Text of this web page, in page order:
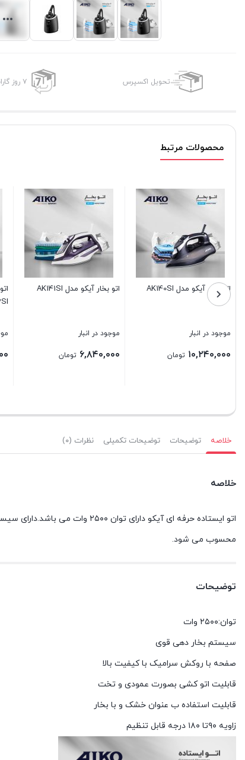
تحویل اکسپرس ۷ روز گارانتی بازگشت وجه
محصولات مرتبط
اتو پرس آیکو مدل AK510SP
موجود در انبار
۳۷,۲۰۰,۰۰۰ تومان
اتو (بخارگر) دستی آیکو مدل
موجود در انبار
۸,۹۶۰,۰۰۰ تومان
خلاصه توضیحات توضیحات تکمیلی نظرات (۰)
خلاصه
اتو ایستاده حرفه ای آیکو
محسوب می شود.
توضیحات
توان:۲۵۰۰ وات
سیستم بخار دهی قوی
صفحه با روکش سرامیک با کیفیت بالا
قابلیت اتو کشی بصورت عمودی و تخت
قابلیت استفاده ب عنوان خشک و با بخار
زاویه ۹۰تا ۱۸۰ درجه قابل تنظیم